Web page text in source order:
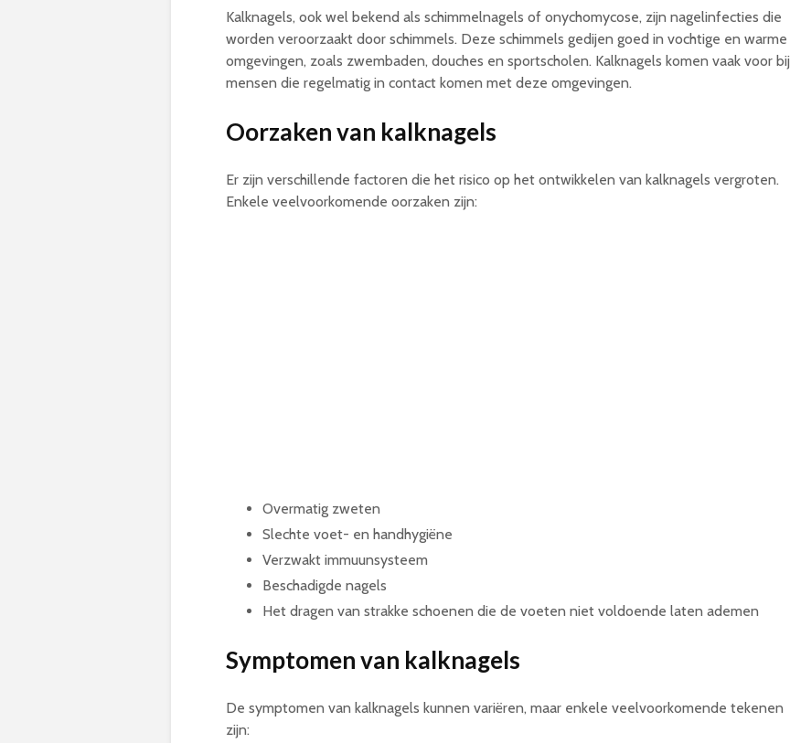
Kalknagels, ook wel bekend als schimmelnagels of onychomycose, zijn nagelinfecties die
worden veroorzaakt door schimmels. Deze schimmels gedijen goed in vochtige en warme
omgevingen, zoals zwembaden, douches en sportscholen. Kalknagels komen vaak voor bij
mensen die regelmatig in contact komen met deze omgevingen.
Oorzaken van kalknagels
Er zijn verschillende factoren die het risico op het ontwikkelen van kalknagels vergroten.
Enkele veelvoorkomende oorzaken zijn:
Overmatig zweten
Slechte voet- en handhygiëne
Verzwakt immuunsysteem
Beschadigde nagels
Het dragen van strakke schoenen die de voeten niet voldoende laten ademen
Symptomen van kalknagels
De symptomen van kalknagels kunnen variëren, maar enkele veelvoorkomende tekenen
zijn: